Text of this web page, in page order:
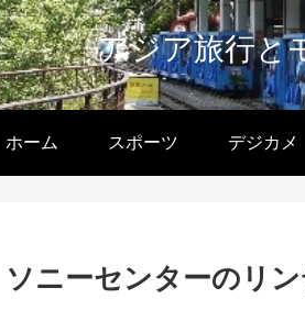
アジア旅行と
ホーム スポーツ デジカメ
ソニーセンターのリ